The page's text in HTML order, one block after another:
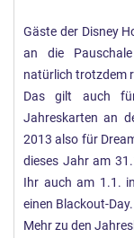
Gäste der Disney
an die
natürlich trotzdem
Das gilt auch
Jahreskarten an
2013 also für
dieses Jahr am
Ihr auch am 1.1.
einen Blackout-Day.
Mehr zu den